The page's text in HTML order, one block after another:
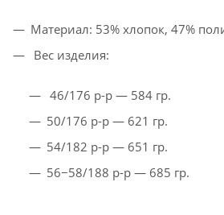
Материал: 53% хлопок, 47%
Вес изделия:
46/176 р-р — 584 гр.
50/176 р-р — 621 гр.
54/182 р-р — 651 гр.
56−58/188 р-р — 685 гр.